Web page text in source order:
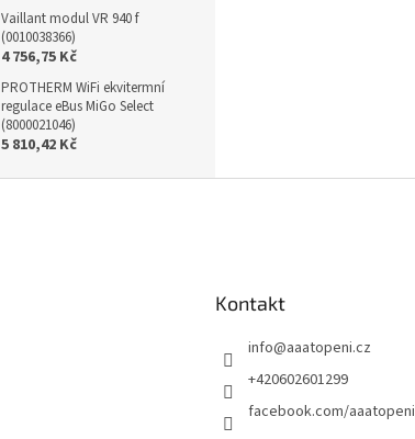
Vaillant modul VR 940 f
(0010038366)
4 756,75 Kč
PROTHERM WiFi ekvitermní
regulace eBus MiGo Select
(8000021046)
5 810,42 Kč
Kontakt
info@aaatopeni.cz
+420602601299
facebook.com/aaatopeni